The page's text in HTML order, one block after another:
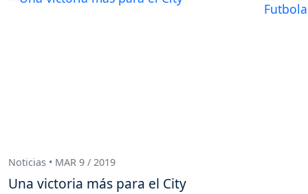
Noticias • MAR 9 / 2019
Una victoria más para el City